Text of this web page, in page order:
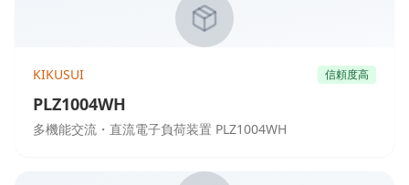
KIKUSUI 信頼度高
PLZ1004WH
多機能交流・直流電子負荷装置 PLZ1004WH